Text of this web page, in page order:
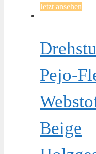
Jetzt ansehen
Pejo-
Beige